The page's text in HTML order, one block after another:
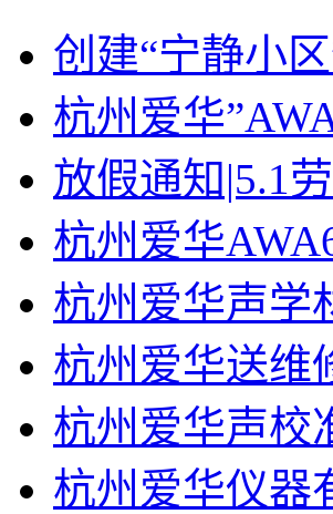
创建“宁静小
杭州爱华
放假通知|5.1
杭州爱华
杭州爱华声学
杭州爱华送维
杭州爱华声校
杭州爱华仪器